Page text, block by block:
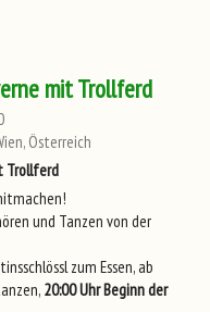
mit Trollferd
Österreich
Trollferd
und Tanzen von der
zum Essen, ab
20:00 Uhr Beginn der